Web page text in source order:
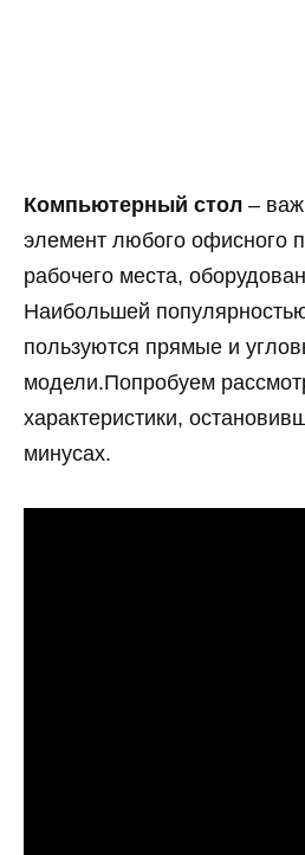
Компьютерный стол –
элемент любого офисного
рабочего места,
Наибольшей
пользуются прямые и
модели.Попробуем
характеристики,
минусах.